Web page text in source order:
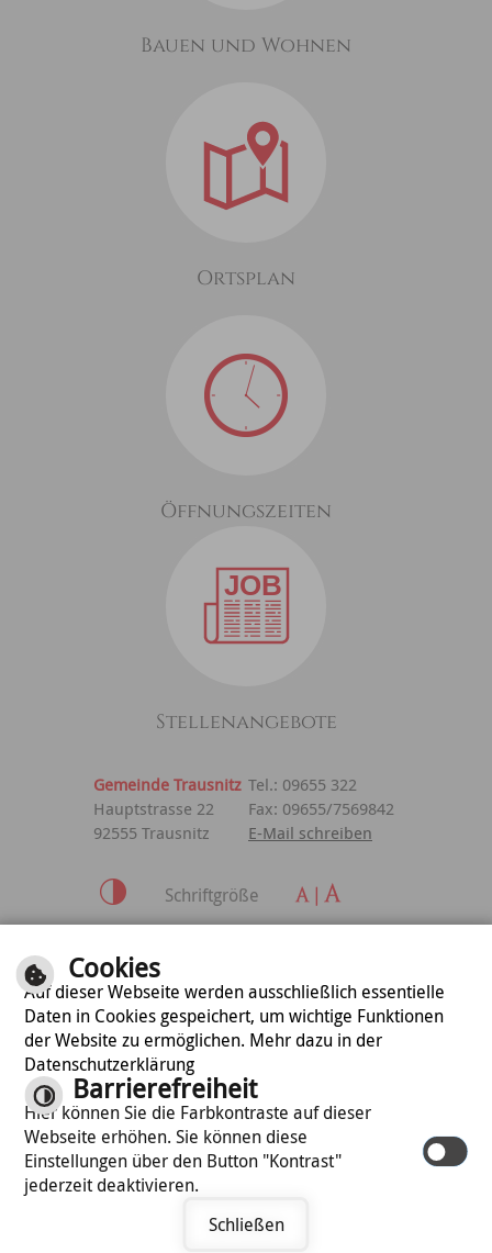
Bauen und Wohnen
Ortsplan
Öffnungszeiten
Stellenangebote
Gemeinde Trausnitz Tel.: 09655 322
Hauptstrasse 22
Fax: 09655/7569842
92555 Trausnitz
E-Mail schreiben
Schriftgröße
Datenschutzerklärung
optimiert für
mobile Endgeräte
©cm city media GmbH
Termin vereinbaren
Cookies
Auf dieser Webseite werden ausschließlich essentielle
Daten in Cookies gespeichert, um wichtige Funktionen
der Website zu ermöglichen. Mehr dazu in der
Datenschutzerklärung
Barrierefreiheit
Hier können Sie die Farbkontraste auf dieser
Webseite erhöhen. Sie können diese
Einstellungen über den Button "Kontrast"
jederzeit deaktivieren.
Schließen